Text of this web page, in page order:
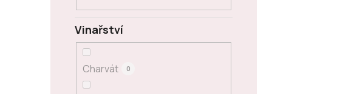
Vinařství
Charvát 0